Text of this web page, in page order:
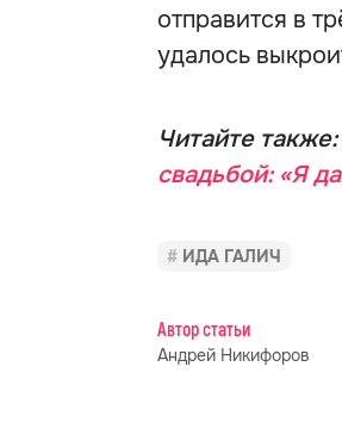
отправится в
удалось
Читайте также:
свадьбой: «Я
ИДА ГАЛИЧ
Автор статьи
Андрей Никифоров